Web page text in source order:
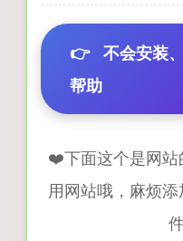
👉 不会安装
帮助
❤️下面这个是网站
用网站哦，麻烦